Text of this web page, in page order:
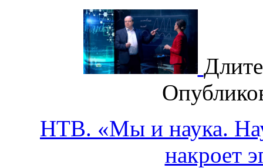
НТВ. «Мы и наука.
накроет